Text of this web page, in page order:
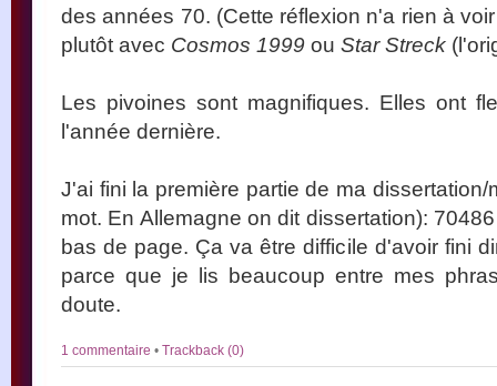
des années 70. (Cette réflexion n'a rien à
plutôt avec Cosmos 1999 ou Star Streck
Les pivoines sont magnifiques. Elles ont
l'année dernière.
J'ai fini la première partie de ma
mot. En Allemagne on dit dissertation):
bas de page. Ça va être difficile d'avoir fini
parce que je lis beaucoup entre mes
doute.
1 commentaire • Trackback (0)